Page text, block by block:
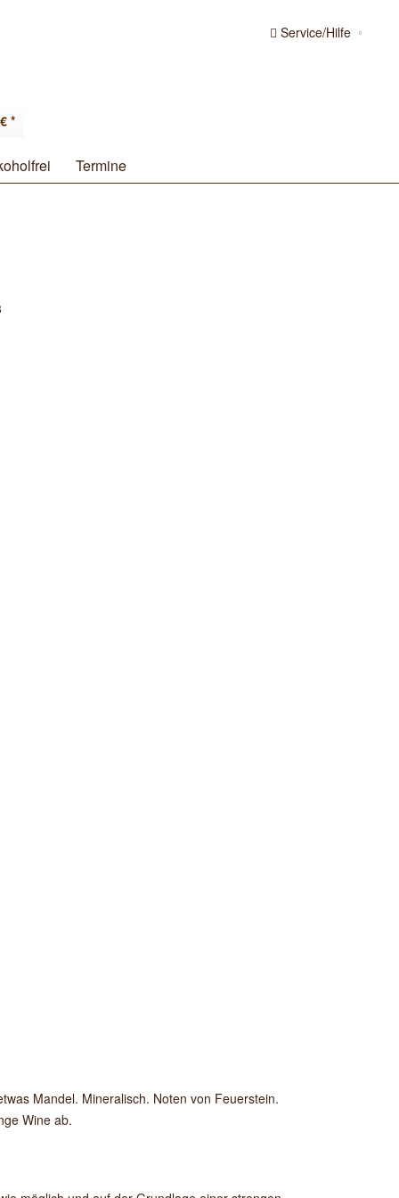
Service/Hilfe
*
Termine
Mandel. Mineralisch. Noten von Feuerstein.
Wine ab.